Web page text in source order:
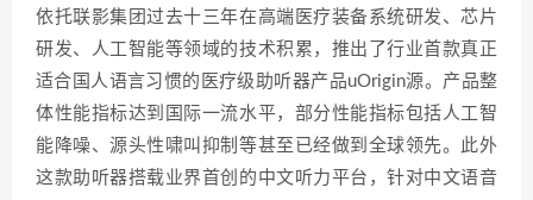
依托联影集团过去十三年在高端医疗装备系统研发、芯片
研发、人工智能等领域的技术积累，推出了行业首款真正
适合国人语言习惯的医疗级助听器产品uOrigin源。产品整
体性能指标达到国际一流水平，部分性能指标包括人工智
能降噪、源头性啸叫抑制等甚至已经做到全球领先。此外
这款助听器搭载业界首创的中文听力平台，针对中文语音